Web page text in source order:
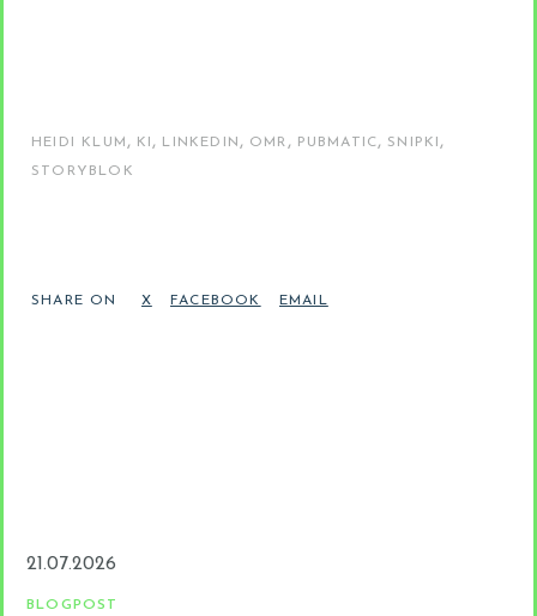
HEIDI KLUM , KI , LINKEDIN , OMR , PUBMATIC, SNIPKI ,
STORYBLOK
SHARE ON
21.07.2026
BLOGPOST